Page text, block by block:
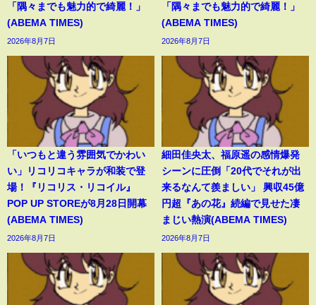
「隅々までも魅力的で綺麗！」
(ABEMA TIMES)
2026年8月7日
「隅々までも魅力的で綺麗！」
(ABEMA TIMES)
2026年8月7日
「いつもと違う雰囲気でかわい
い」リコリコキャラが和装で登
場！『リコリス・リコイル』
POP UP STOREが8月28日開幕
(ABEMA TIMES)
2026年8月7日
細田佳央太、福原遥の感情爆発
シーンに圧倒「20代でそれが出
来るなんて羨ましい」 興収45億
円超『あの花』続編で見せた凄
まじい熱演(ABEMA TIMES)
2026年8月7日